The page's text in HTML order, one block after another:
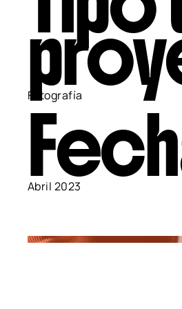
Fotografía
Abril 2023